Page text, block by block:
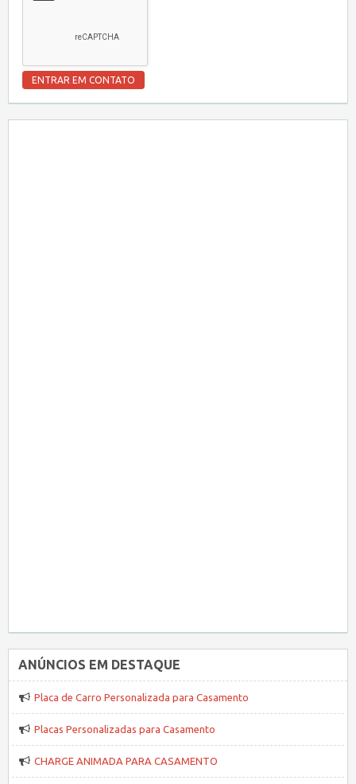
ANÚNCIOS EM DESTAQUE
Placa de Carro Personalizada para Casamento
Placas Personalizadas para Casamento
CHARGE ANIMADA PARA CASAMENTO